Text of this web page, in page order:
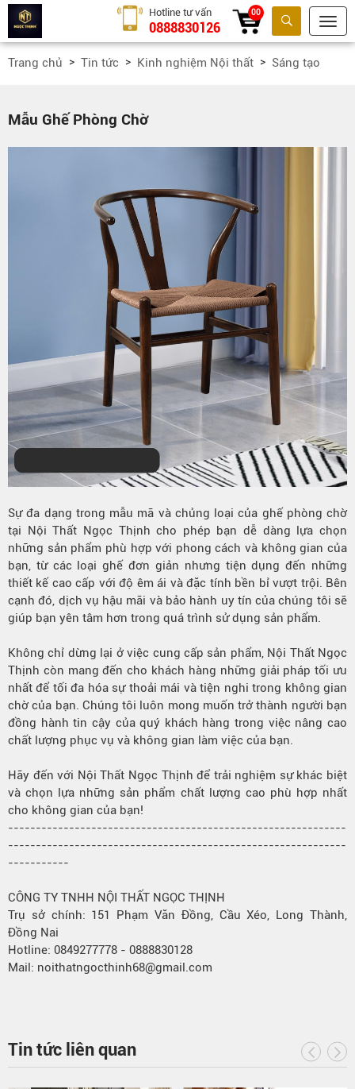
Tìm kiếm
Hotline tư vấn
0888830126
00
Trang chủ Tin tức Kinh nghiệm Nội thất Sáng tạo
Mẫu Ghế Phòng Chờ
Sự đa dạng trong mẫu mã và chủng loại của ghế phòng chờ
tại Nội Thất Ngọc Thịnh cho phép bạn dễ dàng lựa chọn
những sản phẩm phù hợp với phong cách và không gian của
bạn, từ các loại ghế đơn giản nhưng tiện dụng đến những
thiết kế cao cấp với độ êm ái và đặc tính bền bỉ vượt trội. Bên
cạnh đó, dịch vụ hậu mãi và bảo hành uy tín của chúng tôi sẽ
giúp bạn yên tâm hơn trong quá trình sử dụng sản phẩm.
Không chỉ dừng lại ở việc cung cấp sản phẩm, Nội Thất Ngọc
Thịnh còn mang đến cho khách hàng những giải pháp tối ưu
nhất để tối đa hóa sự thoải mái và tiện nghi trong không gian
chờ của bạn. Chúng tôi luôn mong muốn trở thành người bạn
đồng hành tin cậy của quý khách hàng trong việc nâng cao
chất lượng phục vụ và không gian làm việc của bạn.
Hãy đến với Nội Thất Ngọc Thịnh để trải nghiệm sự khác biệt
và chọn lựa những sản phẩm chất lượng cao phù hợp nhất
cho không gian của bạn!
-------------------------------------------------------------
-------------------------------------------------------------
-----------
CÔNG TY TNHH NỘI THẤT NGỌC THỊNH
Trụ sở chính: 151 Phạm Văn Đồng, Cầu Xéo, Long Thành,
Đồng Nai
Hotline: 0849277778 - 0888830128
Mail: noithatngocthinh68@gmail.com
Tin tức liên quan